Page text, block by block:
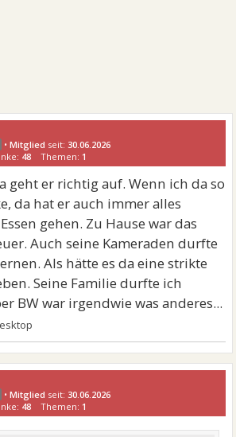
•Mitglied seit:30.06.2026
48 Themen: 1
geht er richtig auf. Wenn ich da so
da hat er auch immer alles
gehen. Zu Hause war das
Auch seine Kameraden durfte
Als hätte es da eine strikte
Seine Familie durfte ich
BW war irgendwie was anderes...
•Mitglied seit:30.06.2026
48 Themen: 1